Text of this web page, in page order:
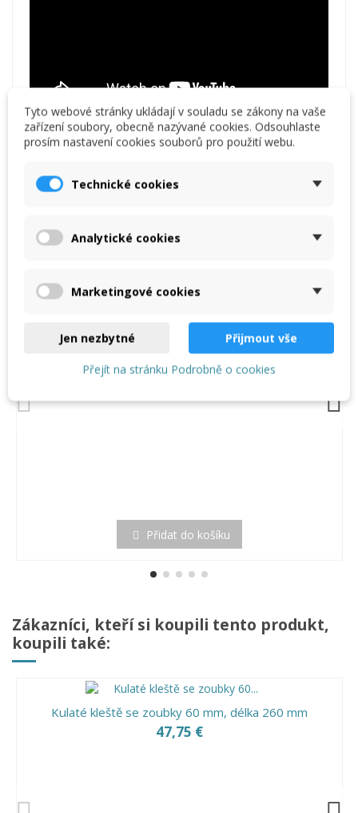
Mohlo by vás také zajímat
Přidat do košíku
Zákazníci, kteří si koupili tento produkt,
koupili také:
Kulaté kleště se zoubky 60 mm, délka 260 mm
47,75 €
Tyto webové stránky ukládají v souladu se zákony na vaše
zařízení soubory, obecně nazývané cookies. Odsouhlaste
prosím nastavení cookies souborů pro použití webu.
Technické cookies
Analytické cookies
Marketingové cookies
Jen nezbytné Přijmout vše
Přejít na stránku Podrobně o cookies